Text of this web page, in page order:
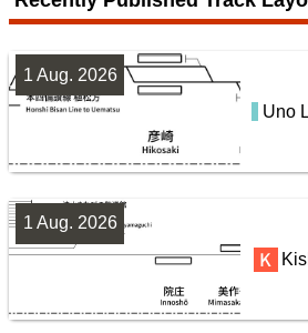
San-yō Line (Kobe -
Jōban Line (Ueno
7
8
鹿島・衣浦・水島臨海鉄
楽天市場
Uno
1 Aug. 2026
1 Aug. 2026